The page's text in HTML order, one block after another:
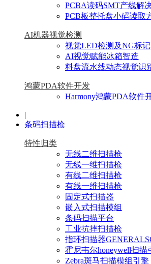
PCBA读码SMT产线解
PCB板整托盘小码读取
AI机器视觉检测
视觉LED检测及NG标记
AI视觉赋能冰箱智造
料盘流水线动态视觉识
鸿蒙PDA软件开发
Harmony鸿蒙PDA软件
|
条码扫描枪
特性归类
无线二维扫描枪
无线一维扫描枪
有线二维扫描枪
有线一维扫描枪
固定式扫描器
嵌入式扫描模组
条码扫描平台
工业抗摔扫描枪
指环扫描器
霍尼韦尔honeywell扫描
Zebra斑马扫描模组引擎